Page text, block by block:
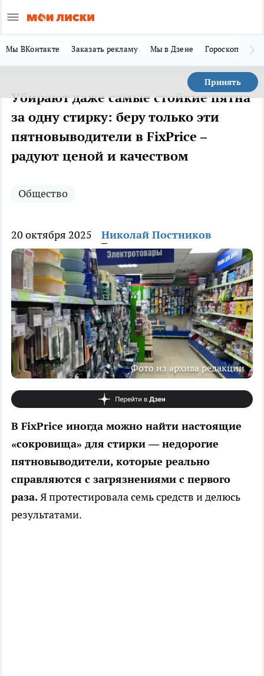
Мы ВКонтакте Заказать рекламу Мы в Дзене Гороскоп
Принять
Убирают даже самые стойкие пятна
за одну стирку: беру только эти
пятновыводители в FixPrice –
радуют ценой и качеством
Общество
20 октября 2025 Николай Постников
Фото из архива редакции
В FixPrice иногда можно найти настоящие
«сокровища» для стирки — недорогие
пятновыводители, которые реально
справляются с загрязнениями с первого
раза.Я протестировала семь средств и делюсь
результатами.